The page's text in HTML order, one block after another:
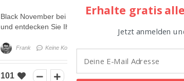
Black November bei LIPO heisst: Top-Möbel zu
und entdecken Sie Ihre neuen Lieblingsstücke.
Frank Keine Kommentare Vor 3 Jahren
101
Erhalte gratis
Jetzt anmelden